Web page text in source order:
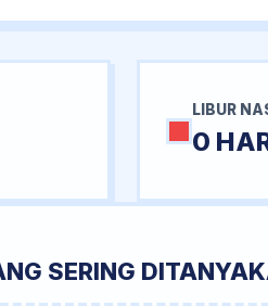
LIBUR
0
SERING